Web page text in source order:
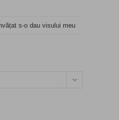
s-o dau visului meu